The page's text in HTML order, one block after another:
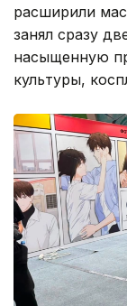
расширили
занял сразу
насыщенную
культуры,